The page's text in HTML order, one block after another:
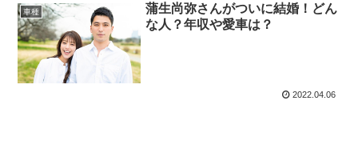
車種
蒲生尚弥さんがついに結婚！どん
な人？年収や愛車は？
2022.04.06